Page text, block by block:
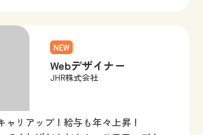
NEW
Webデザイナー
JHR株式会社
ャリアップ！給与も年々上昇！